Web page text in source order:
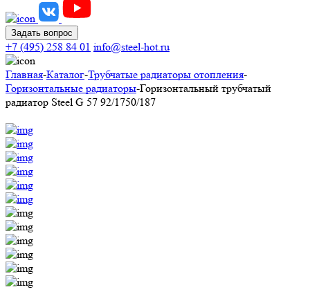
Задать вопрос
+7 (495) 258 84 01 info@steel-hot.ru
Главная-Каталог-Трубчатые радиаторы отопления-
Горизонтальные радиаторы-Горизонтальный трубчатый
радиатор Steel G 57 92/1750/187